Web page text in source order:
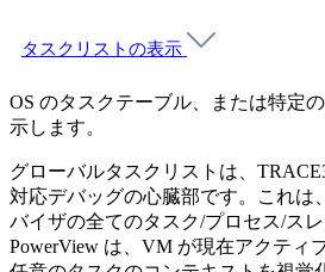
タスクリストの表示
OS のタスクテーブル、または特定
示します。
グローバルタスクリストは、
対応デバッグの心臓部です。これは
バイザの全てのタスク/プロセス/ス
PowerView は、VM が現在アクティ